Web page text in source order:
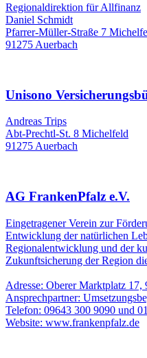
Regionaldirektion für Allfinanz
Daniel Schmidt
Pfarrer-Müller-Straße 7
91275 Auerbach
Unisono
Andreas Trips
Abt-Prechtl-St. 8 Michelfeld
91275 Auerbach
AG FrankenPfalz e.V.
Eingetragener Verein zur
Entwicklung der natürlichen
Regionalentwicklung und der
Zukunftsicherung der Region
Adresse: Oberer Marktplatz 17,
Ansprechpartner:
Telefon: 09643 300 9090 und
Website: www.frankenpfalz.de